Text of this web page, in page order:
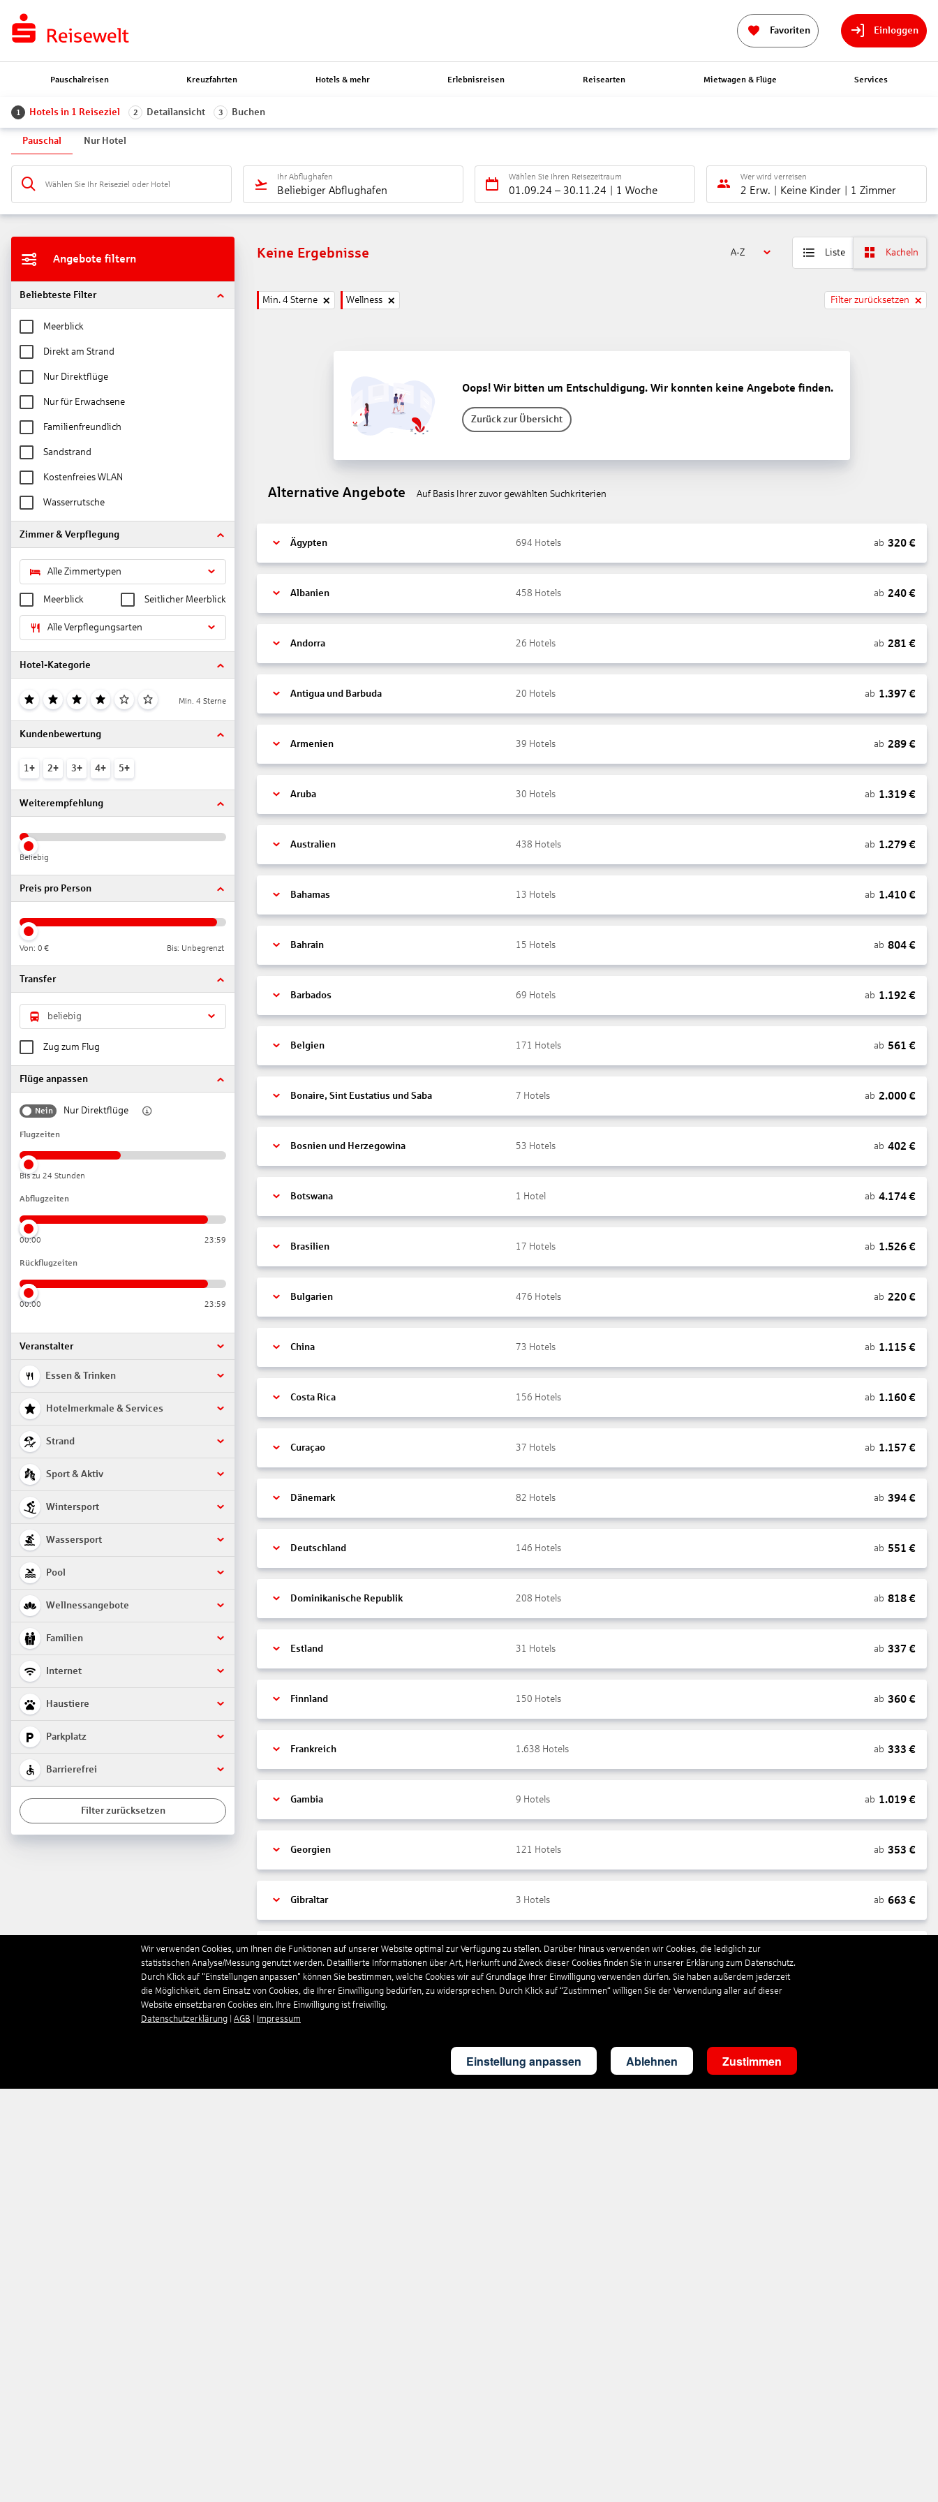
Favoriten Einloggen
Pauschalreisen Kreuzfahrten Hotels & mehr Erlebnisreisen Reisearten Mietwagen & Flüge Services
1 Hotels in 1 Reiseziel 2 Detailansicht 3 Buchen
Pauschal Nur Hotel
Wählen Sie Ihr Reiseziel oder Hotel
Ihr Abflughafen
Beliebiger Abflughafen
Wählen Sie Ihren Reisezeitraum
01.09.24 – 30.11.24 1 Woche
Wer wird verreisen
2 Erw. Keine Kinder 1 Zimmer
Angebote filtern
Beliebteste Filter
Meerblick
Direkt am Strand
Nur Direktflüge
Nur für Erwachsene
Familienfreundlich
Sandstrand
Kostenfreies WLAN
Wasserrutsche
Zimmer & Verpflegung
Alle Zimmertypen
Meerblick Seitlicher Meerblick
Alle Verpflegungsarten
Hotel-Kategorie
Min. 4 Sterne
Kundenbewertung
1+ 2+ 3+ 4+ 5+
Weiterempfehlung
Beliebig
Preis pro Person
Von: 0 € Bis: Unbegrenzt
Transfer
beliebig
Zug zum Flug
Flüge anpassen
Nein Nur Direktflüge
Flugzeiten
Bis zu 24 Stunden
Abflugzeiten
00:00 23:59
Rückflugzeiten
00:00 23:59
Veranstalter
Essen & Trinken
Hotelmerkmale & Services
Strand
Sport & Aktiv
Wintersport
Wassersport
Pool
Wellnessangebote
Familien
Internet
Haustiere
Parkplatz
Barrierefrei
Filter zurücksetzen
Keine Ergebnisse A-Z Liste Kacheln
Min. 4 Sterne Wellness Filter zurücksetzen
Oops! Wir bitten um Entschuldigung. Wir konnten keine Angebote finden.
Zurück zur Übersicht
Alternative Angebote Auf Basis Ihrer zuvor gewählten Suchkriterien
Ägypten 694 Hotels ab 320€
Albanien 458 Hotels ab 240€
Andorra 26 Hotels ab 281 €
Antigua und Barbuda 20 Hotels ab 1.397 €
Armenien 39 Hotels ab 289€
Aruba 30 Hotels ab 1.319€
Australien 438 Hotels ab 1.279€
Bahamas 13 Hotels ab 1.410€
Bahrain 15 Hotels ab 804€
Barbados 69 Hotels ab 1.192 €
Belgien 171 Hotels ab 561 €
Bonaire, Sint Eustatius und Saba 7 Hotels ab 2.000€
Bosnien und Herzegowina 53 Hotels ab 402 €
Botswana 1 Hotel ab 4.174€
Brasilien 17 Hotels ab 1.526€
Bulgarien 476 Hotels ab 220€
China 73 Hotels ab 1.115 €
Costa Rica 156 Hotels ab 1.160€
Curaçao 37 Hotels ab 1.157 €
Dänemark 82 Hotels ab 394€
Deutschland 146 Hotels ab 551 €
Dominikanische Republik 208 Hotels ab 818€
Estland 31 Hotels ab 337 €
Finnland 150 Hotels ab 360€
Frankreich 1.638 Hotels ab 333 €
Gambia 9 Hotels ab 1.019€
Georgien 121 Hotels ab 353 €
Gibraltar 3 Hotels ab 663 €
Grenada 10 Hotels
Griechenland
Wir verwenden Cookies, um Ihnen die Funktionen auf unserer Website optimal zur Verfügung zu stellen. Darüber hinaus verwenden wir Cookies, die lediglich zur
statistischen Analyse/Messung genutzt werden. Detaillierte Informationen über Art, Herkunft und Zweck dieser Cookies finden Sie in unserer Erklärung zum Datenschutz.
Durch Klick auf "Einstellungen anpassen" können Sie bestimmen, welche Cookies wir auf Grundlage Ihrer Einwilligung verwenden dürfen. Sie haben außerdem jederzeit
die Möglichkeit, dem Einsatz von Cookies, die Ihrer Einwilligung bedürfen, zu widersprechen. Durch Klick auf “Zustimmen“ willigen Sie der Verwendung aller auf dieser
Website einsetzbaren Cookies ein. Ihre Einwilligung ist freiwillig.
Datenschutzerklärung
AGB Impressum
Einstellung anpassen Ablehnen Zustimmen